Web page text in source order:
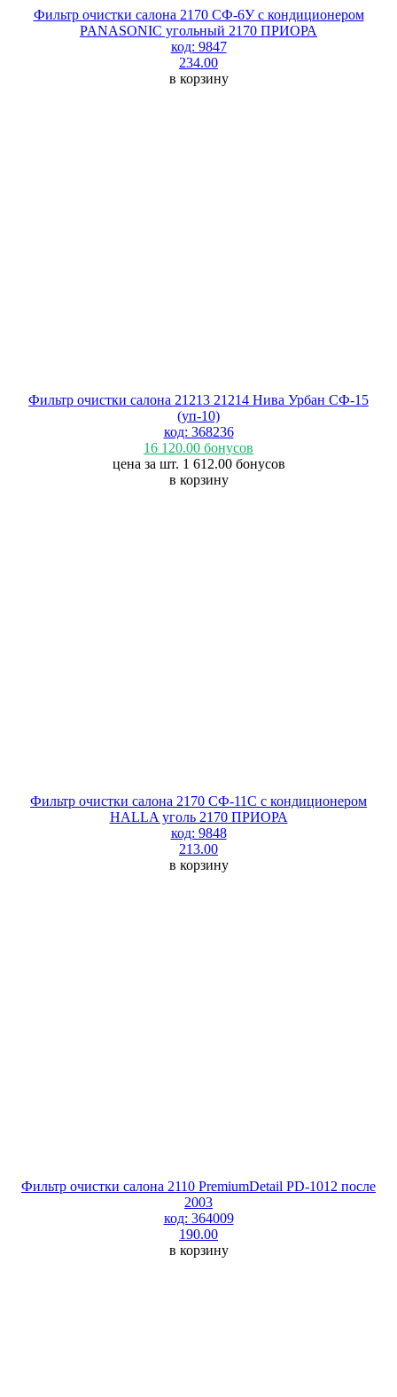
Фильтр очистки салона 2170 СФ-6У с кондиционером
PANASONIC угольный 2170 ПРИОРА
код: 9847
234.00
в корзину
Фильтр очистки салона 21213 21214 Нива Урбан СФ-15
(уп-10)
код: 368236
16 120.00 бонусов
цена за шт. 1 612.00 бонусов
в корзину
Фильтр очистки салона 2170 СФ-11С с кондиционером
HALLA уголь 2170 ПРИОРА
код: 9848
213.00
в корзину
Фильтр очистки салона 2110 PremiumDetail PD-1012 после
2003
код: 364009
190.00
в корзину